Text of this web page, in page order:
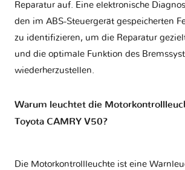
Reparatur auf. Eine elektronische
den im ABS-Steuergerät gespeicherten
zu identifizieren, um die Reparatur
und die optimale Funktion des
wiederherzustellen.
Warum leuchtet die
Toyota CAMRY V50?
Die Motorkontrollleuchte ist eine